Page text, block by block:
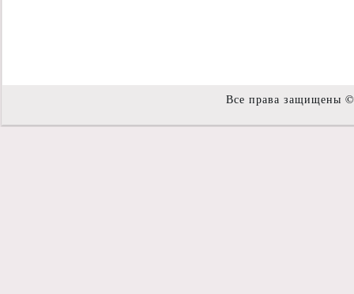
Все права защищены